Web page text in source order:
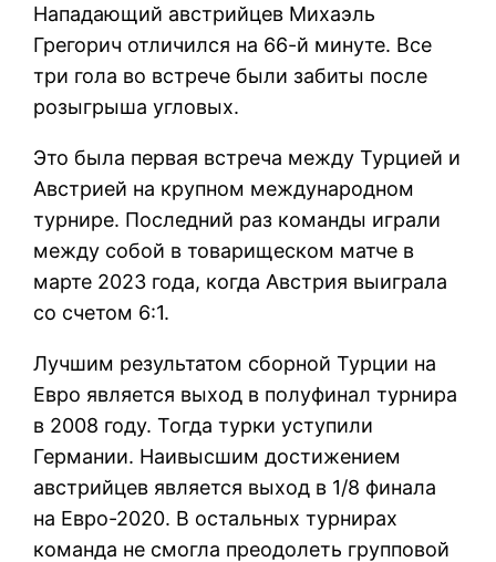
Нападающий австрийцев Михаэль
Грегорич отличился на 66-й минуте. Все
три гола во встрече были забиты после
розыгрыша угловых.
Это была первая встреча между Турцией и
Австрией на крупном международном
турнире. Последний раз команды играли
между собой в товарищеском матче в
марте 2023 года, когда Австрия выиграла
со счетом 6:1.
Лучшим результатом сборной Турции на
Евро является выход в полуфинал турнира
в 2008 году. Тогда турки уступили
Германии. Наивысшим достижением
австрийцев является выход в 1/8 финала
на Евро-2020. В остальных турнирах
команда не смогла преодолеть групповой